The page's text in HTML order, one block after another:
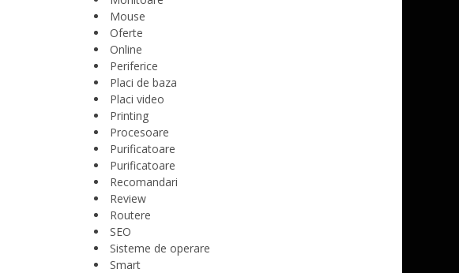
Mouse
Oferte
Online
Periferice
Placi de baza
Placi video
Printing
Procesoare
Purificatoare
Purificatoare
Recomandari
Review
Routere
SEO
Sisteme de operare
Smart